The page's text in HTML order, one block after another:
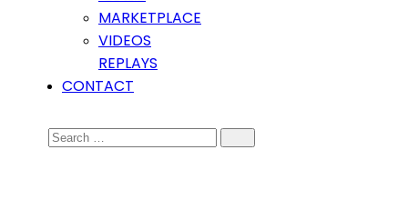
MARKETPLACE
VIDEOS
REPLAYS
CONTACT